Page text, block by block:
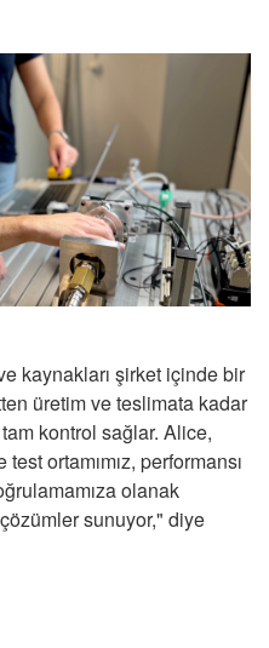
kaynakları şirket içinde bir
üretim ve teslimata kadar
kontrol sağlar. Alice,
ortamımız, performansı
olanak
sunuyor," diye